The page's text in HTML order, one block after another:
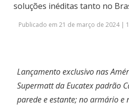
soluções inéditas tanto no
Publicado em 21 de março de 2024 |
Lançamento exclusivo nas
Supermatt da Eucatex padrão
parede e estante; no armário e